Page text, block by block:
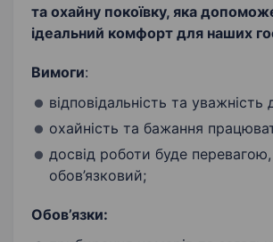
та охайну покоївку, яка
ідеальний комфорт для наших
Вимоги:
відповідальність та
охайність та бажання
досвід роботи буде
обов’язковий;
Обов’язки: